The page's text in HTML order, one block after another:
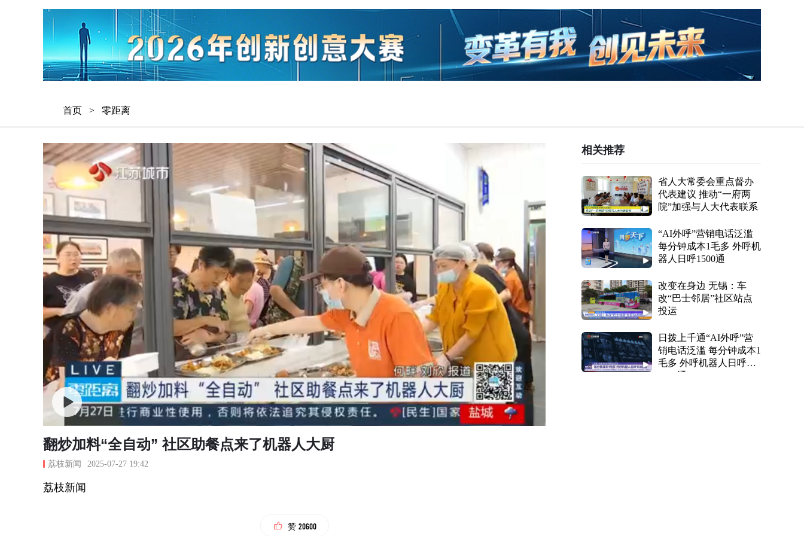
首页 > 零距离
翻炒加料“全自动” 社区助餐点来了机器人大厨
荔枝新闻 2025-07-27 19:42
荔枝新闻
赞 20600
相关推荐
省人大常委会重点督办
代表建议 推动“一府两
院”加强与人大代表联系
“AI外呼”营销电话泛滥
每分钟成本1毛多 外呼机
器人日呼1500通
改变在身边 无锡：车
改“巴士邻居”社区站点
投运
日拨上千通“AI外呼”营
销电话泛滥 每分钟成本1
毛多 外呼机器人日呼
1500通